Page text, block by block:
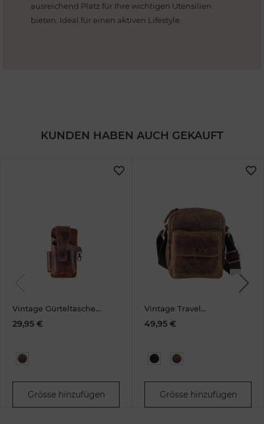
ausreichend Platz für Ihre wichtigen Utensilien
bieten. Ideal für einen aktiven Lifestyle.
KUNDEN HABEN AUCH GEKAUFT
Vintage Gürteltasche
"Dampfer" Leder
29,95 €
Grösse hinzufügen
Vintage Travel
Umhänger brown
49,95 €
Grösse hinzufügen
Next